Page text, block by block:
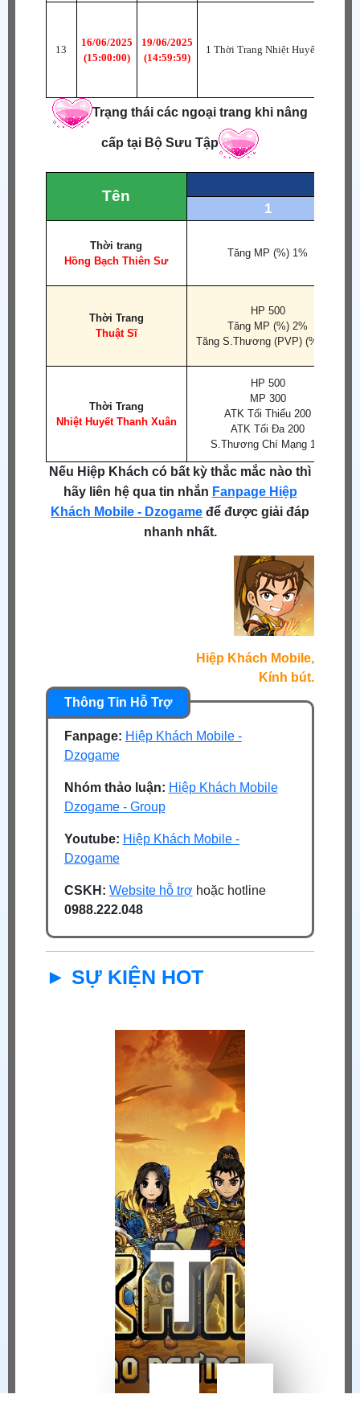
13
16/06/2025
(15:00:00)
19/06/2025
(14:59:59)
1 Thời Trang Nhiệt Huyết Thanh
Trạng thái các ngoại trang khi nâng
cấp tại Bộ Sưu Tập
Tên
1
Thời trang
Hồng Bạch Thiên Sư
Tăng MP (%) 1%
Thời Trang
Thuật Sĩ
HP 500
Tăng MP (%) 2%
Tăng S.Thương (PVP) (%) 1%
Thời Trang
Nhiệt Huyết Thanh Xuân
HP 500
MP 300
ATK Tối Thiểu 200
ATK Tối Đa 200
S.Thương Chí Mạng 1%
Nếu Hiệp Khách có bất kỳ thắc mắc nào thì
hãy liên hệ qua tin nhắn Fanpage Hiệp
Khách Mobile - Dzogame để được giải đáp
nhanh nhất.
Hiệp Khách Mobile,
Kính bút.
Fanpage: Hiệp Khách Mobile -
Dzogame
Nhóm thảo luận: Hiệp Khách Mobile
Dzogame - Group
Youtube: Hiệp Khách Mobile -
Dzogame
CSKH: Website hỗ trợ hoặc hotline
0988.222.048
► SỰ KIỆN HOT
THÔNG BÁO NGỪNG VẬN HÀNH HIỆP KHÁCH MOBILE TẠI VIỆT NAM